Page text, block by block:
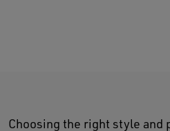
Choosing the right style and